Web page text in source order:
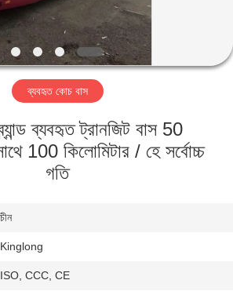
ব্যবহৃত কোচ বাস
ব্যবহৃত ট্রানজিট বাস 50
100 কিলোমিটার / হে সর্বোচ্চ
গতি
চীন
Kinglong
ISO, CCC, CE